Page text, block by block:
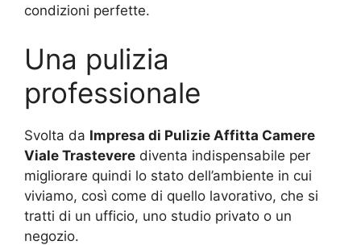
condizioni perfette.
Una pulizia
professionale
Svolta da Impresa di Pulizie Affitta Camere
Viale Trastevere diventa indispensabile per
migliorare quindi lo stato dell’ambiente in cui
viviamo, così come di quello lavorativo, che si
tratti di un ufficio, uno studio privato o un
negozio.